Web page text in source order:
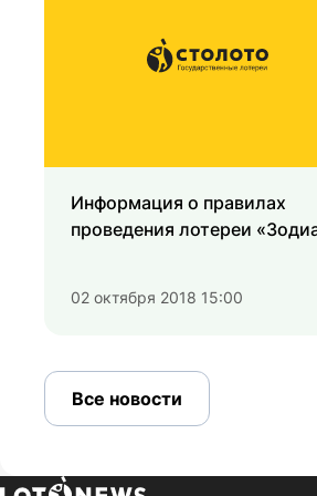
Информация о правилах
проведения лотереи
02 октября 2018 15:00
Все новости